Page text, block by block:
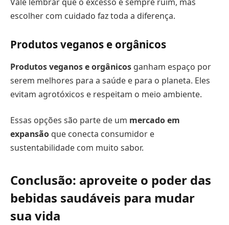
escolher com cuidado faz toda a diferença.
Produtos veganos e orgânicos
Produtos veganos e orgânicos ganham espaço por
serem melhores para a saúde e para o planeta. Eles
evitam agrotóxicos e respeitam o meio ambiente.
Essas opções são parte de um mercado em
expansão que conecta consumidor e
sustentabilidade com muito sabor.
Conclusão: aproveite o poder das
bebidas saudáveis para mudar
sua vida